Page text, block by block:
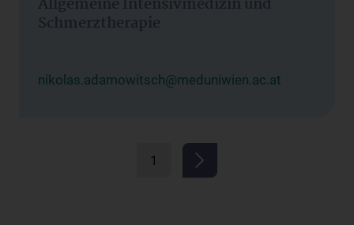
Allgemeine Intensivmedizin und
Schmerztherapie
nikolas.adamowitsch@meduniwien.ac.at
1